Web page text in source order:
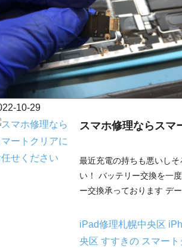
10-29
スマホ修理ならスマ
最近充電の持ちも悪いし
い！ バッテリー交換を一
ー交換承っております デ
iPad修理札幌中央区
央区 すすきの スマート